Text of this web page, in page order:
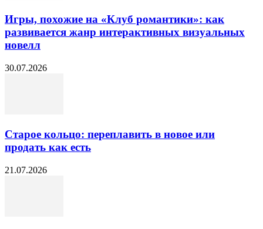
Игры, похожие на «Клуб романтики»: как
развивается жанр интерактивных визуальных
новелл
30.07.2026
Старое кольцо: переплавить в новое или
продать как есть
21.07.2026